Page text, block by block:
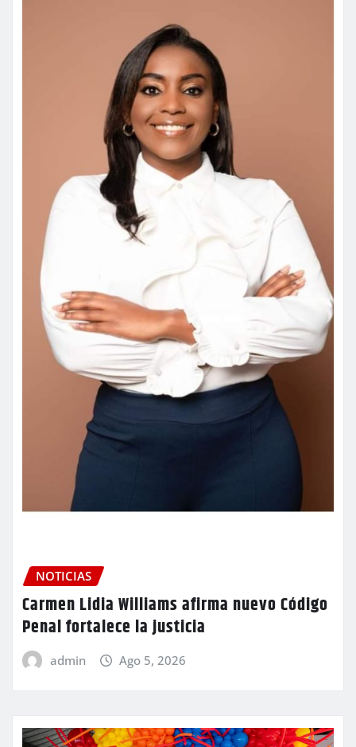
NOTICIAS
Carmen Lidia Williams afirma nuevo Código
Penal fortalece la justicia
admin Ago 5, 2026